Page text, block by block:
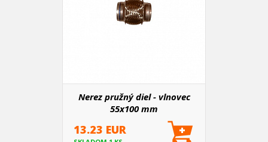
Nerez pružný diel - vlnovec
55x100 mm
13.23 EUR